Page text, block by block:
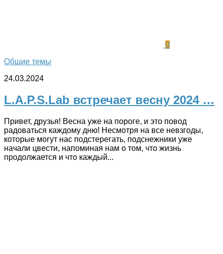
0
Общие темы
24.03.2024
L.A.P.S.Lab встречает весну 2024 …
Привет, друзья! Весна уже на пороге, и это повод
радоваться каждому дню! Несмотря на все невзгоды,
которые могут нас подстерегать, подснежники уже
начали цвести, напоминая нам о том, что жизнь
продолжается и что каждый...